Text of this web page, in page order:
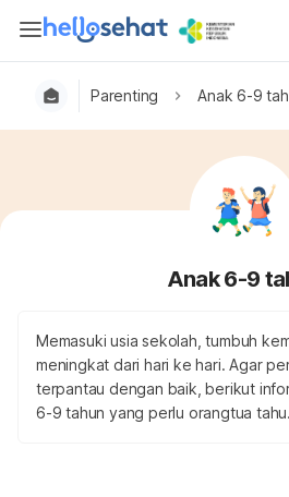
Parenting Anak 6-9
Anak 6-9
Memasuki usia sekolah, tumbuh
meningkat dari hari ke hari. Agar
terpantau dengan baik, berikut
6-9 tahun yang perlu orangtua tahu.